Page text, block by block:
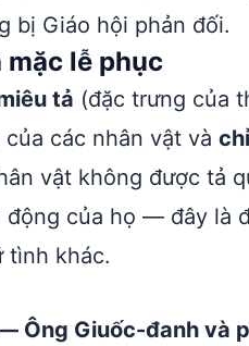
bị Giáo hội phản đối.
lễ phục
tả (đặc trưng của
của các nhân vật và
vật không được tả
của họ — đây là
tình khác.
Ông Giuốc-đanh và